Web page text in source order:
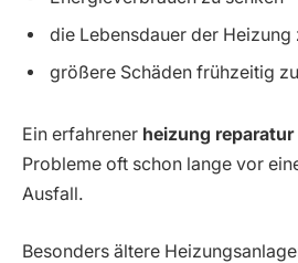
die Lebensdauer der Heizung
größere Schäden frühzeitig
Ein erfahrener heizung reparatur
Probleme oft schon lange vor
Ausfall.
Besonders ältere